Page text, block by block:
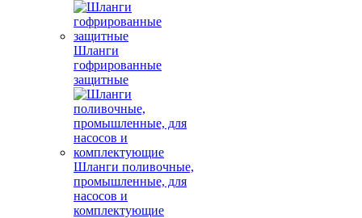
Шланги
гофрированные
защитные
Шланги поливочные,
промышленные, для
насосов и
комплектующие